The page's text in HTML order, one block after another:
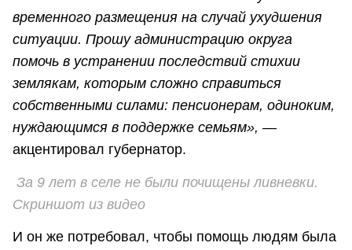
временного размещения на случай ухудшения
ситуации. Прошу администрацию округа
помочь в устранении последствий стихии
землякам, которым сложно справиться
собственными силами: пенсионерам, одиноким,
нуждающимся в поддержке семьям», —
акцентировал губернатор.
За 9 лет в селе не были почищены ливневки.
Скриншот из видео
И он же потребовал, чтобы помощь людям была